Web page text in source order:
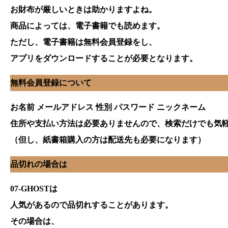
お財布が厳しいときは助かりますよね。
商品によっては、電子書籍でも読めます。
ただし、電子書籍は無料会員登録をし、
アプリをダウンロードすることが必要となります。
無料会員登録について
お名前 メールアドレス 性別 パスワード ニックネーム
住所や支払い方法は必要ありませんので、検索だけでも気
（但し、紙書箱購入の方は配送先も必要になります）
品切れの場合は
07-GHOSTは
人気があるので品切れすることがあります。
その場合は、